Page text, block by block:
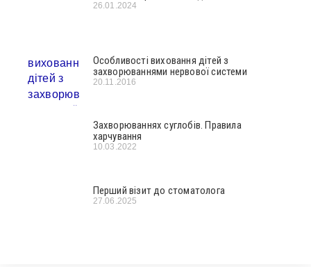
26.01.2024
Особливості виховання дітей з
захворюваннями нервової системи
20.11.2016
Захворюваннях суглобів. Правила
харчування
10.03.2022
Перший візит до стоматолога
27.06.2025